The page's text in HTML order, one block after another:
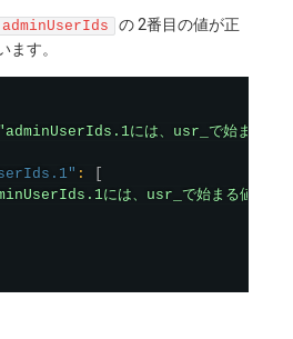
adminUserIds
の 2番目の値が正
ます。
には、usr_で始まる値を
:
[
には、usr_で始まる値を指